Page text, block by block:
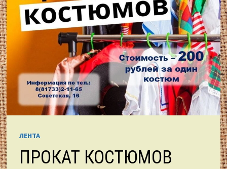
ЛЕНТА
ПРОКАТ КОСТЮМОВ